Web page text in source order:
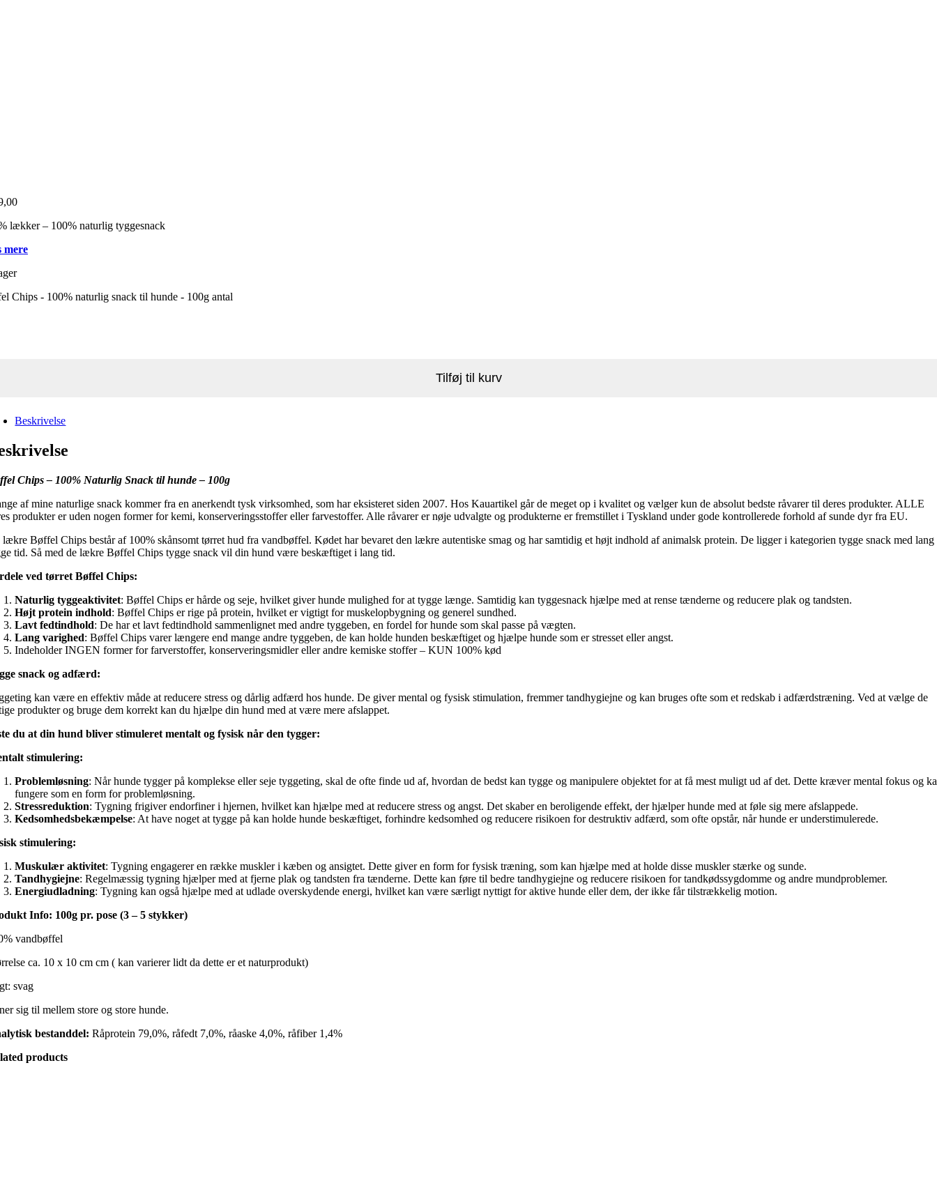
lækker – 100% naturlig tyggesnack
mere
Chips - 100% naturlig snack til hunde - 100g antal
Tilføj til kurv
Beskrivelse
Chips – 100% Naturlig Snack til hunde – 100g
af mine naturlige snack kommer fra en anerkendt tysk virksomhed, som har eksisteret siden 2007. Hos Kauartikel går de meget op i kvalitet og vælger kun de absolut bedste råvarer til deres produkter. ALLE
produkter er uden nogen former for kemi, konserveringsstoffer eller farvestoffer. Alle råvarer er nøje udvalgte og produkterne er fremstillet i Tyskland under gode kontrollerede forhold af sunde dyr fra EU.
lækre Bøffel Chips består af 100% skånsomt tørret hud fra vandbøffel. Kødet har bevaret den lækre autentiske smag og har samtidig et højt indhold af animalsk protein. De ligger i kategorien tygge snack med lang
tid. Så med de lækre Bøffel Chips tygge snack vil din hund være beskæftiget i lang tid.
ved tørret Bøffel Chips:
Naturlig tyggeaktivitet: Bøffel Chips er hårde og seje, hvilket giver hunde mulighed for at tygge længe. Samtidig kan tyggesnack hjælpe med at rense tænderne og reducere plak og tandsten.
Højt protein indhold: Bøffel Chips er rige på protein, hvilket er vigtigt for muskelopbygning og generel sundhed.
Lavt fedtindhold: De har et lavt fedtindhold sammenlignet med andre tyggeben, en fordel for hunde som skal passe på vægten.
Lang varighed: Bøffel Chips varer længere end mange andre tyggeben, de kan holde hunden beskæftiget og hjælpe hunde som er stresset eller angst.
Indeholder INGEN former for farverstoffer, konserveringsmidler eller andre kemiske stoffer – KUN 100% kød
snack og adfærd:
kan være en effektiv måde at reducere stress og dårlig adfærd hos hunde. De giver mental og fysisk stimulation, fremmer tandhygiejne og kan bruges ofte som et redskab i adfærdstræning. Ved at vælge de
produkter og bruge dem korrekt kan du hjælpe din hund med at være mere afslappet.
du at din hund bliver stimuleret mentalt og fysisk når den tygger:
stimulering:
Problemløsning: Når hunde tygger på komplekse eller seje tyggeting, skal de ofte finde ud af, hvordan de bedst kan tygge og manipulere objektet for at få mest muligt ud af det. Dette kræver mental fokus og
fungere som en form for problemløsning.
Stressreduktion: Tygning frigiver endorfiner i hjernen, hvilket kan hjælpe med at reducere stress og angst. Det skaber en beroligende effekt, der hjælper hunde med at føle sig mere afslappede.
Kedsomhedsbekæmpelse: At have noget at tygge på kan holde hunde beskæftiget, forhindre kedsomhed og reducere risikoen for destruktiv adfærd, som ofte opstår, når hunde er understimulerede.
stimulering:
Muskulær aktivitet: Tygning engagerer en række muskler i kæben og ansigtet. Dette giver en form for fysisk træning, som kan hjælpe med at holde disse muskler stærke og sunde.
Tandhygiejne: Regelmæssig tygning hjælper med at fjerne plak og tandsten fra tænderne. Dette kan føre til bedre tandhygiejne og reducere risikoen for tandkødssygdomme og andre mundproblemer.
Energiudladning: Tygning kan også hjælpe med at udlade overskydende energi, hvilket kan være særligt nyttigt for aktive hunde eller dem, der ikke får tilstrækkelig motion.
Info: 100g pr. pose (3 – 5 stykker)
vandbøffel
ca. 10 x 10 cm cm ( kan varierer lidt da dette er et naturprodukt)
svag
sig til mellem store og store hunde.
bestanddel:Råprotein 79,0%, råfedt 7,0%, råaske 4,0%, råfiber 1,4%
products